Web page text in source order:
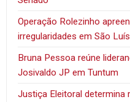
Operação Rolezinho
irregularidades em São Luís
Bruna Pessoa reúne
Josivaldo JP em Tuntum
Justiça Eleitoral determina